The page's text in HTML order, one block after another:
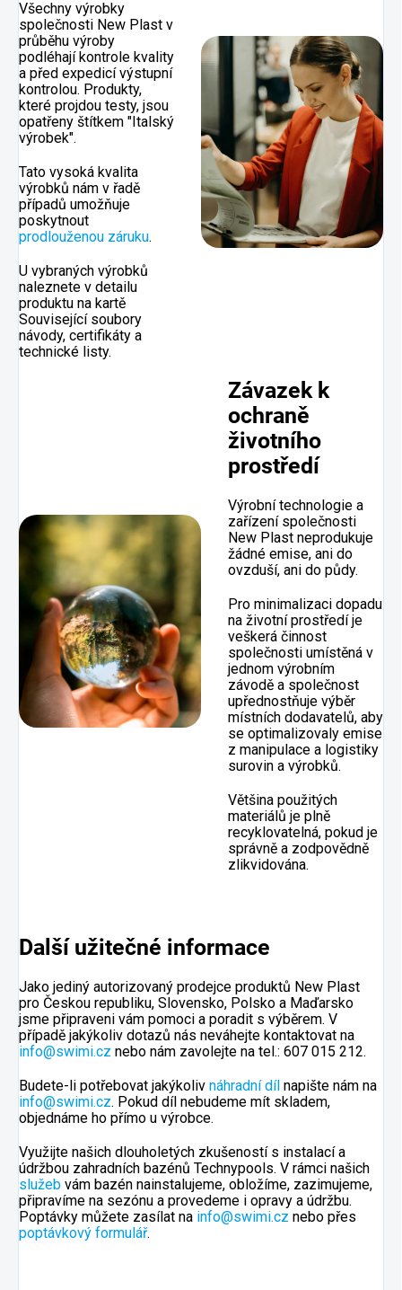
Všechny výrobky
společnosti New Plast v
průběhu výroby
podléhají kontrole kvality
a před expedicí výstupní
kontrolou. Produkty,
které projdou testy, jsou
opatřeny štítkem "Italský
výrobek".
Tato vysoká kvalita
výrobků nám v řadě
případů umožňuje
poskytnout
prodlouženou záruku.
U vybraných výrobků
naleznete v detailu
produktu na kartě
Související soubory
návody, certifikáty a
technické listy.
Závazek k
ochraně
životního
prostředí
Výrobní technologie a
zařízení společnosti
New Plast neprodukuje
žádné emise, ani do
ovzduší, ani do půdy.
Pro minimalizaci dopadu
na životní prostředí je
veškerá činnost
společnosti umístěná v
jednom výrobním
závodě a společnost
upřednostňuje výběr
místních dodavatelů, aby
se optimalizovaly emise
z manipulace a logistiky
surovin a výrobků.
Většina použitých
materiálů je plně
recyklovatelná, pokud je
správně a zodpovědně
zlikvidována.
Další užitečné informace
Jako jediný autorizovaný prodejce produktů New Plast
pro Českou republiku, Slovensko, Polsko a Maďarsko
jsme připraveni vám pomoci a poradit s výběrem. V
případě jakýkoliv dotazů nás neváhejte kontaktovat na
info@swimi.cz nebo nám zavolejte na tel.: 607 015 212.
Budete-li potřebovat jakýkoliv náhradní díl napište nám na
info@swimi.cz. Pokud díl nebudeme mít skladem,
objednáme ho přímo u výrobce.
Využijte našich dlouholetých zkušeností s instalací a
údržbou zahradních bazénů Technypools. V rámci našich
služeb vám bazén nainstalujeme, obložíme, zazimujeme,
připravíme na sezónu a provedeme i opravy a údržbu.
Poptávky můžete zasílat na info@swimi.cz nebo přes
poptávkový formulář.